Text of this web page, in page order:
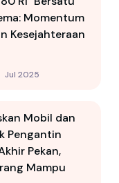
Momentum
Kesejahteraan
26 Jul 2025
Mobil dan
Pengantin
Pekan,
Mampu